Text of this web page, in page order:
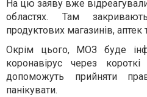
На цю заяву вже
областях. Там
продуктових магазинів, аптек
Окрім цього, МОЗ буде
коронавірус через
допоможуть прийняти
панікувати.